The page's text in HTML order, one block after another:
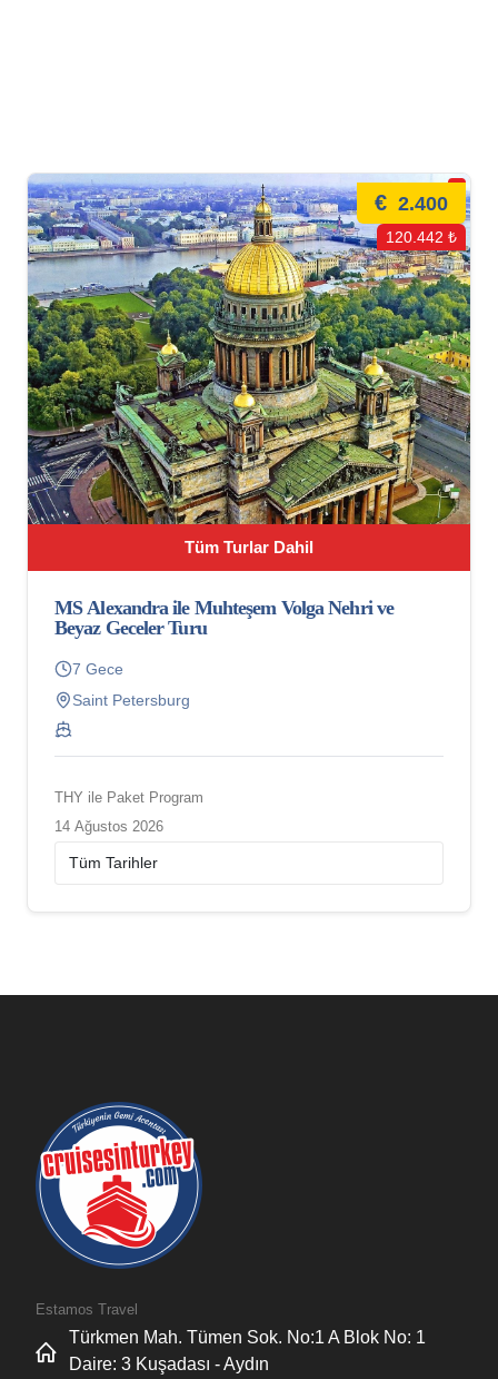
Tüm Turlar Dahil
€ 2.400
120.442 ₺
MS Alexandra ile Muhteşem Volga Nehri ve
Beyaz Geceler Turu
7 Gece
Saint Petersburg
THY ile Paket Program
14 Ağustos 2026
Estamos Travel
Türkmen Mah. Tümen Sok. No:1 A Blok No: 1
Daire: 3 Kuşadası - Aydın